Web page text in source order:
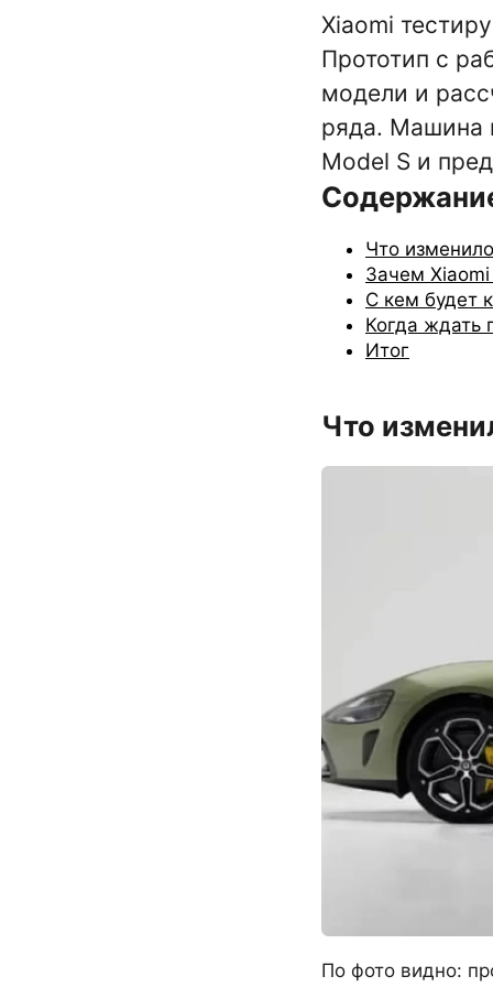
Xiaomi
Прототип с
модели и
ряда. Машина
Model S и
Что
Зачем
С кем будет
Когда ждать
Итог
Что
По фото видно: